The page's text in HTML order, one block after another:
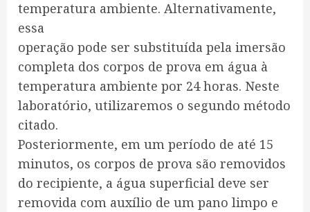
temperatura ambiente. Alternativamente,
essa
operação pode ser substituída pela imersão
completa dos corpos de prova em água à
temperatura ambiente por 24 horas. Neste
laboratório, utilizaremos o segundo método
citado.
Posteriormente, em um período de até 15
minutos, os corpos de prova são removidos
do recipiente, a água superficial deve ser
removida com auxílio de um pano limpo e